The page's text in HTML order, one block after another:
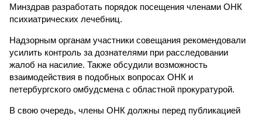
Минздрав разработать порядок посещения членами ОНК
психиатрических лечебниц.
Надзорным органам участники совещания рекомендовали
усилить контроль за дознателями при расследовании
жалоб на насилие. Также обсудили возможность
взаимодействия в подобных вопросах ОНК и
петербургского омбудсмена с областной прокуратурой.
В свою очередь, члены ОНК должны перед публикацией